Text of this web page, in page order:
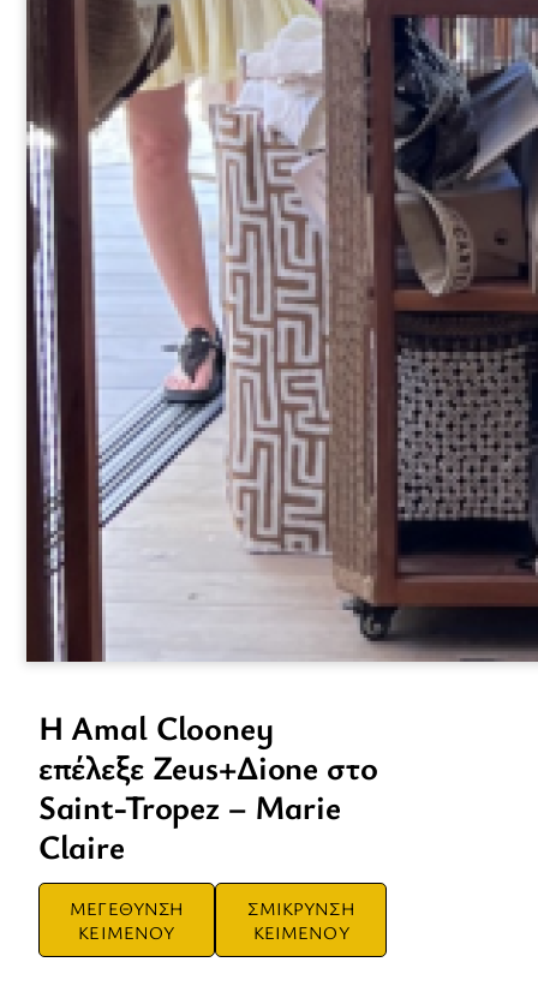
Η Amal Clooney
επέλεξε Zeus+Δione στο
Saint-Tropez – Marie
Claire
ΜΕΓΕΘΥΝΣΗ
ΚΕΙΜΕΝΟΥ
ΣΜΙΚΡΥΝΣΗ
ΚΕΙΜΕΝΟΥ